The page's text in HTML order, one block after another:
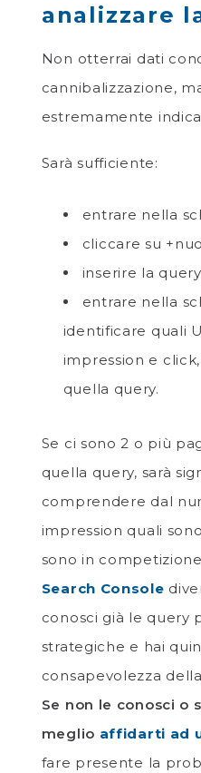
analizzare
Non otterrai dati
cannibalizzazione,
estremamente
Sarà sufficiente:
entrare nella
cliccare su
inserire la
entrare nella
identificare quali
impression e
quella query.
Se ci sono 2 o più
quella query, sarà
comprendere dal
impression quali
sono in
Search Console
conosci già le query
strategiche e hai
consapevolezza
Se non le conosci o
meglio affidarti ad
fare presente la